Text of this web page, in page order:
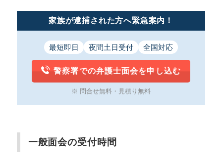
家族が逮捕された方へ緊急案内！
最短即日 夜間土日受付 全国対応
警察署での弁護士面会を申し込む
※ 問合せ無料・見積り無料
一般面会の受付時間